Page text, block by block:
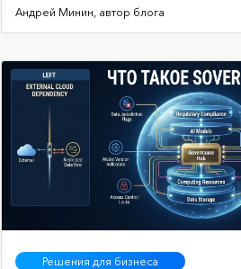
Андрей Минин, автор блога
Решения для бизнеса